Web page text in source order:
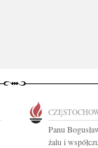
Panu
żalu i